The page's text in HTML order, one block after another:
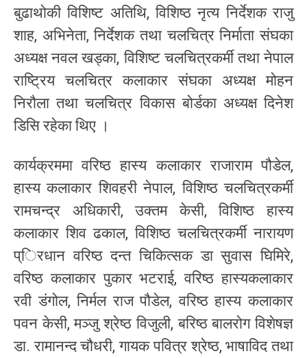
बुढाथोकी विशिष्ट अतिथि, विशिष्ठ नृत्य निर्देशक राजु
शाह, अभिनेता, निर्देशक तथा चलचित्र निर्माता संघका
अध्यक्ष नवल खड्का, विशिष्ट चलचित्रकर्मी तथा नेपाल
राष्ट्रिय चलचित्र कलाकार संघका अध्यक्ष मोहन
निरौला तथा चलचित्र विकास बोर्डका अध्यक्ष दिनेश
डिसि रहेका थिए ।
कार्यक्रममा वरिष्ठ हास्य कलाकार राजाराम पौडेल,
हास्य कलाकार शिवहरी नेपाल, विशिष्ठ चलचित्रकर्मी
रामचन्द्र अधिकारी, उक्तम केसी, विशिष्ठ हास्य
कलाकार शिव ढकाल, विशिष्ठ चलचित्रकर्मी नारायण
प्िरधान वरिष्ठ दन्त चिकित्सक डा सुवास घिमिरे,
वरिष्ठ कलाकार पुकार भटराई, वरिष्ठ हास्यकलाकार
रवी डंगोल, निर्मल राज पौडेल, वरिष्ठ हास्य कलाकार
पवन केसी, मञ्जु श्रेष्ठ विजुली, बरिष्ठ बालरोग विशेषज्ञ
डा. रामानन्द चौधरी, गायक पवित्र श्रेष्ठ, भाषाविद तथा